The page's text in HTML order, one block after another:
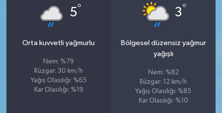
5°
Orta kuvvetli yağmurlu
Nem: %79
Rüzgar: 30 km/h
Yağış Olasılığı: %65
Kar Olasılığı: %19
3°
Bölgesel düzensiz yağmur
yağışlı
Nem: %82
Rüzgar: 12 km/h
Yağış Olasılığı: %85
Kar Olasılığı: %10